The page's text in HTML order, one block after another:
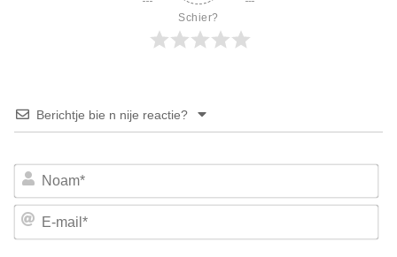
Schier?
Berichtje bie n nije reactie?
E-